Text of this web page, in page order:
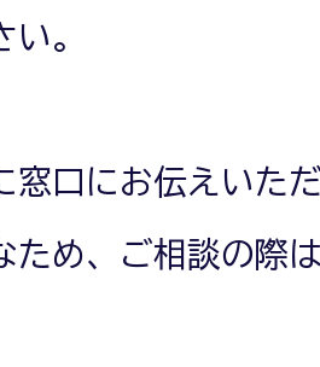
。
窓口にお伝えいた
ため、ご相談の際